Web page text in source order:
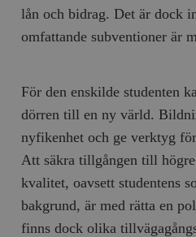
lån och bidrag. Det är dock
omfattande subventioner är
För den enskilde studenten
dörren till en ny värld.
nyfikenhet och ge verktyg
Att säkra tillgången till
kvalitet, oavsett studentens
bakgrund, är med rätta en
finns dock olika